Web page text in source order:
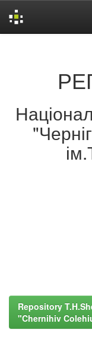
Repository
"Chernihiv